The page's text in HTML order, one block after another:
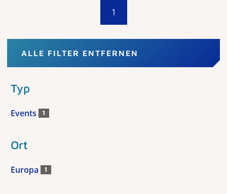
1
ALLE FILTER ENTFERNEN
Typ
Events 1
Ort
Europa 1